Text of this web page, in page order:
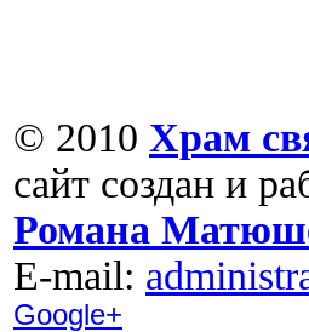
© 2010 Храм
сайт создан и
Романа
Е-mail:
Google+